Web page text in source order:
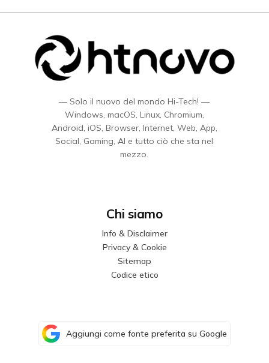
— Solo il nuovo del mondo Hi-Tech! —
Windows, macOS, Linux, Chromium,
Android, iOS, Browser, Internet, Web, App,
Social, Gaming, AI e tutto ciò che sta nel
mezzo.
Chi siamo
Info & Disclaimer
Privacy & Cookie
Sitemap
Codice etico
Aggiungi come fonte preferita su Google